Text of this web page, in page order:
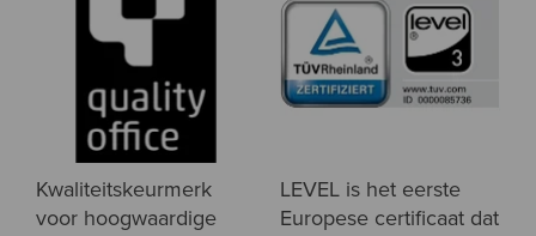
Kwaliteitskeurmerk
voor hoogwaardige
LEVEL is het eerste
Europese certificaat dat